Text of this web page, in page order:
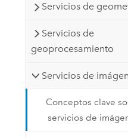
Servicios de
Servicios de
geoprocesamiento
Servicios de
Conceptos clave
servicios de